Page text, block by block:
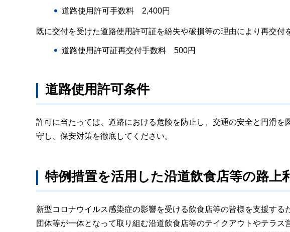
道路使用許可手数料 2,400円
既に交付を受けた道路使用許可証を紛失や破損等の理由により再交付
道路使用許可証再交付手数料 500円
道路使用許可条件
許可に当たっては、道路における危険を防止し、交通の安全と円滑
守し、保安対策を徹底してください。
特例措置を活用した沿道飲食店等の路上
新型コロナウイルス感染症の影響を受ける飲食店等の皆様を支援する
団体等が一体となって取り組む沿道飲食店等のテイクアウトやテラ